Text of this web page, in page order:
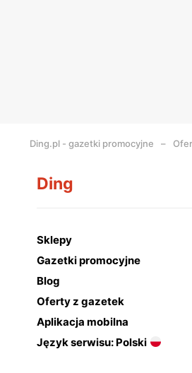
Ding.pl - gazetki promocyjne
Ding
Sklepy
Gazetki promocyjne
Blog
Oferty z gazetek
Aplikacja mobilna
Język serwisu: Polski